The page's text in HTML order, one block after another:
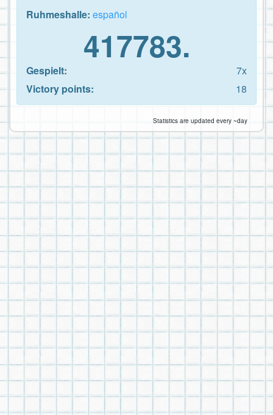
Ruhmeshalle: español
417783.
Gespielt:
7x
Victory points:
18
Statistics are updated every ~day